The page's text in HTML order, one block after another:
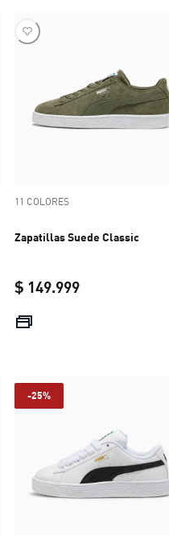
11 COLORES
Zapatillas Suede Classic
$ 149.999
-25%